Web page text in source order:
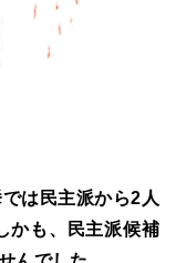
は民主派から2人
かも、民主派候補